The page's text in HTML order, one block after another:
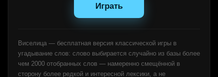
Играть
Виселица — бесплатная версия классической игры в
угадывание слов: слово выбирается случайно из базы более
чем 2000 отобранных слов — намеренно смещённой в
сторону более редкой и интересной лексики, а не